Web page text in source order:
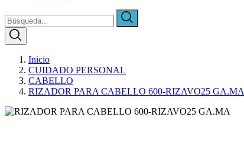
Inicio
CUIDADO PERSONAL
CABELLO
RIZADOR PARA CABELLO 600-RIZAVO25 GA.MA